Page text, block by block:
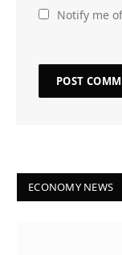
Notify me
ECONOMY NEWS